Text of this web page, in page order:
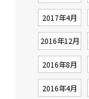
2017年4月
2016年12月
2016年8月
2016年4月